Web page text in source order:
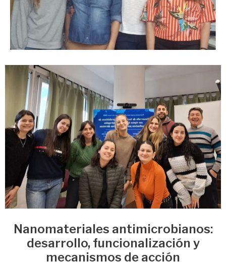
Nanomateriales antimicrobianos:
desarrollo, funcionalización y
mecanismos de acción